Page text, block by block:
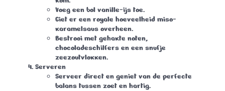
Voeg een bol vanille-ijs toe.
Giet er een royale hoeveelheid miso-
karamelsaus overheen.
Bestrooi met gehakte noten,
chocoladeschilfers en een snufje
zeezoutvlokken.
Serveren
Serveer direct en geniet van de perfecte
balans tussen zoet en hartig.